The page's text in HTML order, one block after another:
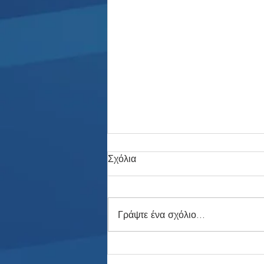
Σχόλια
Γράψτε ένα σχόλιο...